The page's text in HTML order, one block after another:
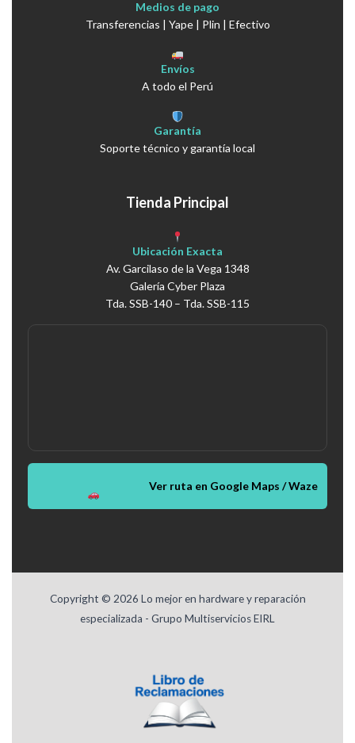
Medios de pago
Transferencias | Yape | Plin | Efectivo
Envíos
A todo el Perú
Garantía
Soporte técnico y garantía local
Tienda Principal
Ubicación Exacta
Av. Garcilaso de la Vega 1348
Galería Cyber Plaza
Tda. SSB-140 – Tda. SSB-115
Ver ruta en Google Maps / Waze
Copyright © 2026 Lo mejor en hardware y reparación
especializada - Grupo Multiservicios EIRL